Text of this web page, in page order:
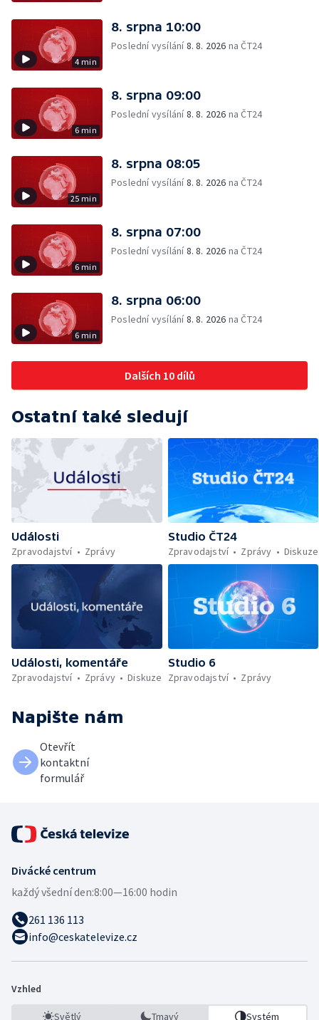
4 min
8. srpna 10:00
Poslední vysílání8. 8. 2026 na ČT24
6 min
8. srpna 09:00
Poslední vysílání8. 8. 2026 na ČT24
25 min
8. srpna 08:05
Poslední vysílání8. 8. 2026 na ČT24
6 min
8. srpna 07:00
Poslední vysílání8. 8. 2026 na ČT24
6 min
8. srpna 06:00
Poslední vysílání8. 8. 2026 na ČT24
Dalších 10 dílů
Ostatní také sledují
Události
Zpravodajství
Zprávy
Studio ČT24
Zpravodajství
Zprávy Diskuze
Události, komentáře
Zpravodajství
Zprávy Diskuze
Studio 6
Zpravodajství
Zprávy
Napište nám
Otevřít
kontaktní
formulář
Divácké centrum
každý všední den:8:00—16:00 hodin
261 136 113
info@ceskatelevize.cz
Vzhled
Světlý Tmavý Systém